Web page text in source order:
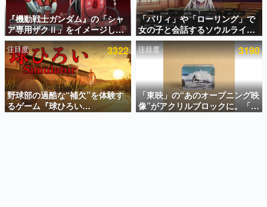
アプリセール情報
インタビュー
連載・特集一覧
殿堂入り記事
SNS拡散数が数千以上！ ページビュー数万以上！ などな
ど。多くの人々に読まれた、電ファミ渾身の“殿堂入り”記
事をまとめました。
『機動戦士ガンダム』の「シャ
ア専用ザクⅡ」をイメージした
散水ホースリールが予約開始。
本体にはシャアのパーソナルマ
ークやジオン公国軍のエンブレ
ム、型式番号などを配置
「パリィ」や「ローリング」で
女の子と会話するソウルライク
恋愛ゲーム『小早川さんはソウ
ルライク』無料公開。返事に失
敗すると「YOU DIED」
注目度 3322
野球部の過酷な“補欠”を体験す
るゲーム『球ひろい
Simulator』が「1件」のウィッ
注目度 3190
「東映」の“あのオープニング映
像”がアクリルブロックに。「東
映ヒストリカル グッズコレクシ